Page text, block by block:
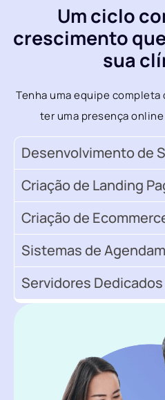
Um ciclo
crescimento
sua
Tenha uma equipe
ter uma presença
Desenvolvimento de
Criação de Landing
Criação de
Sistemas de
Servidores Dedicados